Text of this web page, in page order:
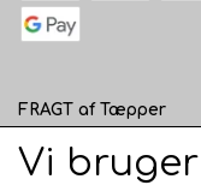
FRAGT af Tæpper
1 - 120 cm bred - 49
hjemmelevering
Vi